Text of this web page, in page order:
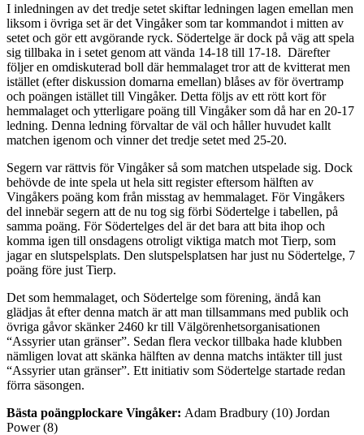
I inledningen av det tredje setet skiftar ledningen lagen emellan men
liksom i övriga set är det Vingåker som tar kommandot i mitten av
setet och gör ett avgörande ryck. Södertelge är dock på väg att spela
sig tillbaka in i setet genom att vända 14-18 till 17-18. Därefter
följer en omdiskuterad boll där hemmalaget tror att de kvitterat men
istället (efter diskussion domarna emellan) blåses av för övertramp
och poängen istället till Vingåker. Detta följs av ett rött kort för
hemmalaget och ytterligare poäng till Vingåker som då har en 20-17
ledning. Denna ledning förvaltar de väl och håller huvudet kallt
matchen igenom och vinner det tredje setet med 25-20.
Segern var rättvis för Vingåker så som matchen utspelade sig. Dock
behövde de inte spela ut hela sitt register eftersom hälften av
Vingåkers poäng kom från misstag av hemmalaget. För Vingåkers
del innebär segern att de nu tog sig förbi Södertelge i tabellen, på
samma poäng. För Södertelges del är det bara att bita ihop och
komma igen till onsdagens otroligt viktiga match mot Tierp, som
jagar en slutspelsplats. Den slutspelsplatsen har just nu Södertelge, 7
poäng före just Tierp.
Det som hemmalaget, och Södertelge som förening, ändå kan
glädjas åt efter denna match är att man tillsammans med publik och
övriga gåvor skänker 2460 kr till Välgörenhetsorganisationen
“Assyrier utan gränser”. Sedan flera veckor tillbaka hade klubben
nämligen lovat att skänka hälften av denna matchs intäkter till just
“Assyrier utan gränser”. Ett initiativ som Södertelge startade redan
förra säsongen.
Bästa poängplockare Vingåker: Adam Bradbury (10) Jordan
Power (8)